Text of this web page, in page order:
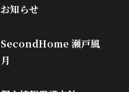
お知らせ
SecondHome 瀬戸風
月